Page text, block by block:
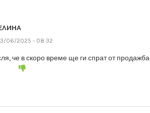
06/2025 - 08:32
че в скоро време ще ги спрат от продажба